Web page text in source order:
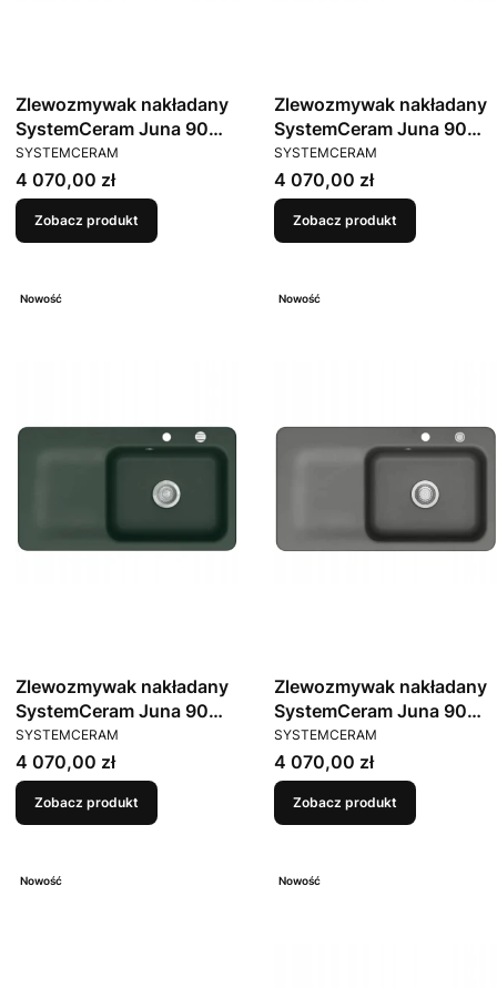
Zlewozmywak nakładany
SystemCeram Juna 90
Satin 20 Prawa komora
PRODUCENT
SYSTEMCERAM
Cena
4 070,00 zł
Zobacz produkt
Zlewozmywak nakładany
SystemCeram Juna 90
Fango 23 Prawa komora
PRODUCENT
SYSTEMCERAM
Cena
4 070,00 zł
Zobacz produkt
Nowość
Zlewozmywak nakładany
SystemCeram Juna 90
Eibe 56 Prawa komora
PRODUCENT
SYSTEMCERAM
Cena
4 070,00 zł
Zobacz produkt
Nowość
Zlewozmywak nakładany
SystemCeram Juna 90
Lava 80 Prawa komora
PRODUCENT
SYSTEMCERAM
Cena
4 070,00 zł
Zobacz produkt
Nowość Nowość